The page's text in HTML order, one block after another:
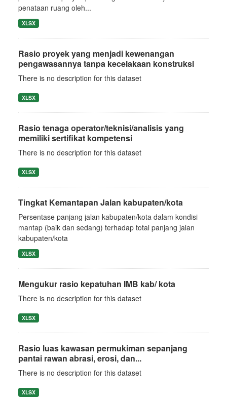
penataan ruang oleh...
XLSX
Rasio proyek yang menjadi kewenangan
pengawasannya tanpa kecelakaan konstruksi
There is no description for this dataset
XLSX
Rasio tenaga operator/teknisi/analisis yang
memiliki sertifikat kompetensi
There is no description for this dataset
XLSX
Tingkat Kemantapan Jalan kabupaten/kota
Persentase panjang jalan kabupaten/kota dalam kondisi
mantap (baik dan sedang) terhadap total panjang jalan
kabupaten/kota
XLSX
Mengukur rasio kepatuhan IMB kab/ kota
There is no description for this dataset
XLSX
Rasio luas kawasan permukiman sepanjang
pantai rawan abrasi, erosi, dan...
There is no description for this dataset
XLSX